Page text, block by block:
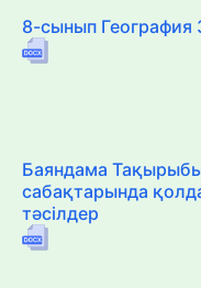
8-сынып География
Баяндама
сабақтарында
тәсілдер